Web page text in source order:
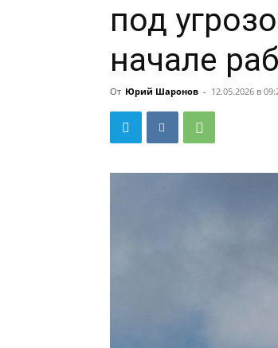
под
начале
От Юрий Шаронов - 12.05.2026 в